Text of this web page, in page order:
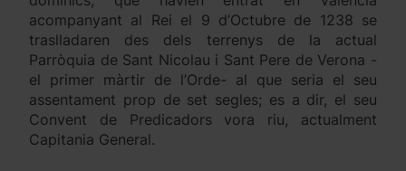
acompanyant al Rei el 9 d’Octubre de 1238 se
traslladaren des dels terrenys de la actual
Parròquia de Sant Nicolau i Sant Pere de Verona -
el primer màrtir de l’Orde- al que seria el seu
assentament prop de set segles; es a dir, el seu
Convent de Predicadors vora riu, actualment
Capitania General.